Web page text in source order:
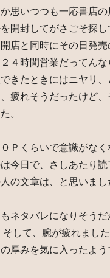
思いつつも一応書店
開封してがさごそ探
店と同時にその日発
４時間営業だってん
きたときにはニヤリ
疲れそうだったけど
。
Ｐくらいで意識がな
今日で、さしあたり
の文章は、と思いまし
ネタバレになりそう
して、腕が疲れまし
厚みを気に入ったよ